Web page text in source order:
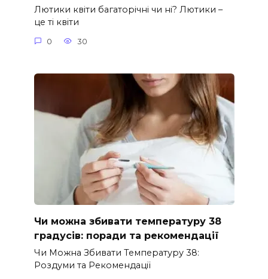
Лютики квіти багаторічні чи ні? Лютики –
це ті квіти
0 30
Чи можна збивати температуру 38
градусів: поради та рекомендації
Чи Можна Збивати Температуру 38:
Роздуми та Рекомендації